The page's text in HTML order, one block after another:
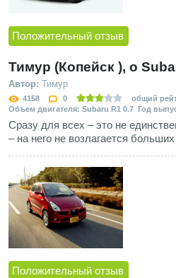
Положительный отзыв
Тимур (Копейск ), о
Автор: Тимур
4158 0
общий
Объем двигателя: Subaru R1 0.7 Год
Сразу для всех – это не
– на него не возлагается
Положительный отзыв